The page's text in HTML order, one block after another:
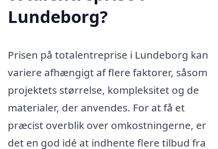
Lundeborg?
Prisen på totalentreprise i Lundeborg kan
variere afhængigt af flere faktorer, såsom
projektets størrelse, kompleksitet og de
materialer, der anvendes. For at få et
præcist overblik over omkostningerne, er
det en god idé at indhente flere tilbud fra